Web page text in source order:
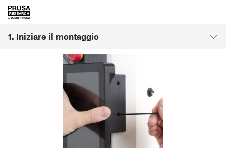
1. Iniziare il montaggio